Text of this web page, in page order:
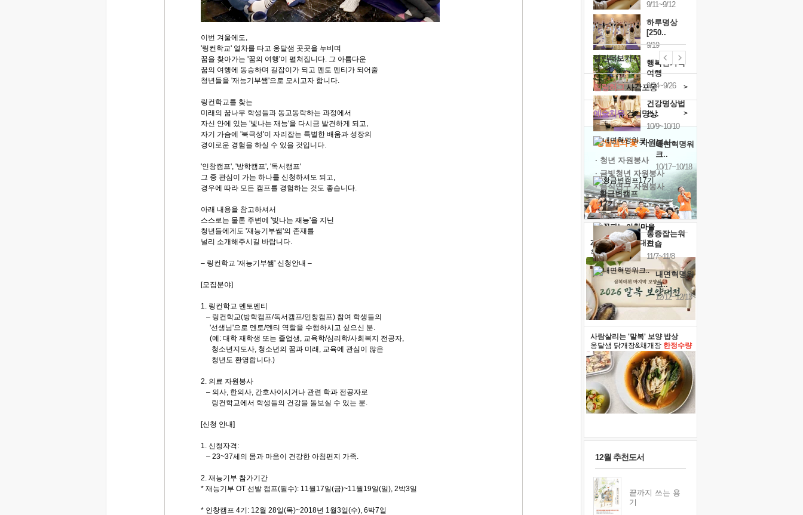
이번 겨울에도,
'링컨학교' 열차를 타고 옹달샘 곳곳을 누비며
꿈을 찾아가는 '꿈의 여행'이 펼쳐집니다. 그 아름다운
꿈의 여행에 동승하며 길잡이가 되고 멘토 멘티가 되어줄
청년들을 '재능기부쌤'으로 모시고자 합니다.
링컨학교를 찾는
미래의 꿈나무 학생들과 동고동락하는 과정에서
자신 안에 있는 '빛나는 재능'을 다시금 발견하게 되고,
자기 가슴에 '북극성'이 자리잡는 특별한 배움과 성장의
경이로운 경험을 하실 수 있을 것입니다.
'인창캠프', '방학캠프', '독서캠프'
그 중 관심이 가는 하나를 신청하셔도 되고,
경우에 따라 모든 캠프를 경험하는 것도 좋습니다.
아래 내용을 참고하셔서
스스로는 물론 주변에 '빛나는 재능'을 지닌
청년들에게도 '재능기부쌤'의 존재를
널리 소개해주시길 바랍니다.
– 링컨학교 '재능기부쌤' 신청안내 –
[모집분야]
1. 링컨학교 멘토멘티
– 링컨학교(방학캠프/독서캠프/인창캠프) 참여 학생들의
'선생님'으로 멘토/멘티 역할을 수행하시고 싶으신 분.
(예: 대학 재학생 또는 졸업생, 교육학/심리학/사회복지 전공자,
청소년지도사, 청소년의 꿈과 미래, 교육에 관심이 많은
청년도 환영합니다.)
2. 의료 자원봉사
– 의사, 한의사, 간호사이시거나 관련 학과 전공자로
링컨학교에서 학생들의 건강을 돌보실 수 있는 분.
[신청 안내]
1. 신청자격:
– 23~37세의 몸과 마음이 건강한 아침편지 가족.
2. 재능기부 참가기간
* 재능기부 OT 선발 캠프(필수): 11월17일(금)~11월19일(일), 2박3일
* 인창캠프 4기: 12월 28일(목)~2018년 1월3일(수), 6박7일
9/11~9/12
하루명상
[250..
9/19
행복한가족
여행
9/24~9/26
건강명상법
스..
10/9~10/10
내면혁명워
크..
10/17~10/18
황금변캠프
17기
10/30~10/31
통증잡는워
크숍
11/7~11/8
내면혁명워
크..
12/12~12/13
캘린더보기+
예술치유걷기명상 >
힐링허그사감포옹 >
'옹달샘의 꽃'자원봉사
· 청년 자원봉사
· 금빛청년 자원봉사
· 음식연구 자원봉사
2026 말복 보양대전
최대74%할인
사람살리는 '말복' 보양 밥상
옹달샘 닭개장&채개장 한정수량
12월 추천도서
끝까지 쓰는 용
기